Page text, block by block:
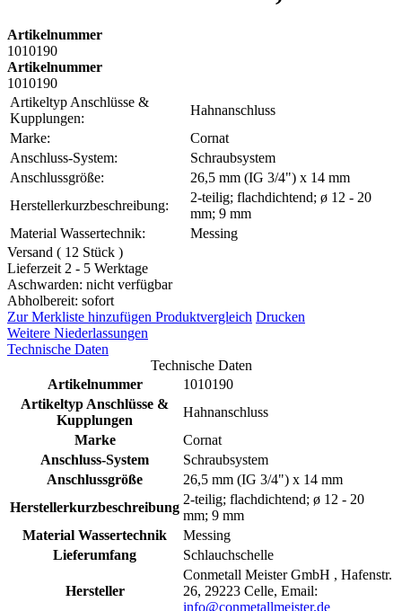
Artikelnummer
1010190
Artikelnummer
1010190
Artikeltyp Anschlüsse &
Kupplungen:
Hahnanschluss
Marke:
Cornat
Anschluss-System:
Schraubsystem
Anschlussgröße:
26,5 mm (IG 3/4") x 14 mm
Herstellerkurzbeschreibung:
2-teilig; flachdichtend; ø 12 - 20
mm; 9 mm
Material Wassertechnik:
Messing
Versand ( 12 Stück )
Lieferzeit 2 - 5 Werktage
Aschwarden: nicht verfügbar
Abholbereit: sofort
Zur Merkliste hinzufügen Produktvergleich Drucken
Weitere Niederlassungen
Technische Daten
Technische Daten
Artikelnummer
1010190
Artikeltyp Anschlüsse &
Kupplungen
Hahnanschluss
Marke
Cornat
Anschluss-System
Schraubsystem
Anschlussgröße
26,5 mm (IG 3/4") x 14 mm
Herstellerkurzbeschreibung
2-teilig; flachdichtend; ø 12 - 20
mm; 9 mm
Material Wassertechnik
Messing
Lieferumfang
Schlauchschelle
Hersteller
Conmetall Meister GmbH , Hafenstr.
26, 29223 Celle, Email:
info@conmetallmeister.de